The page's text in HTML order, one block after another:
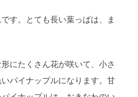
す。とても長い葉っぱは、ま
にたくさん花が咲いて、小さ
パイナップルになります。甘